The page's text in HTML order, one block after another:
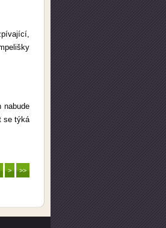
nabude
se týká
> >>